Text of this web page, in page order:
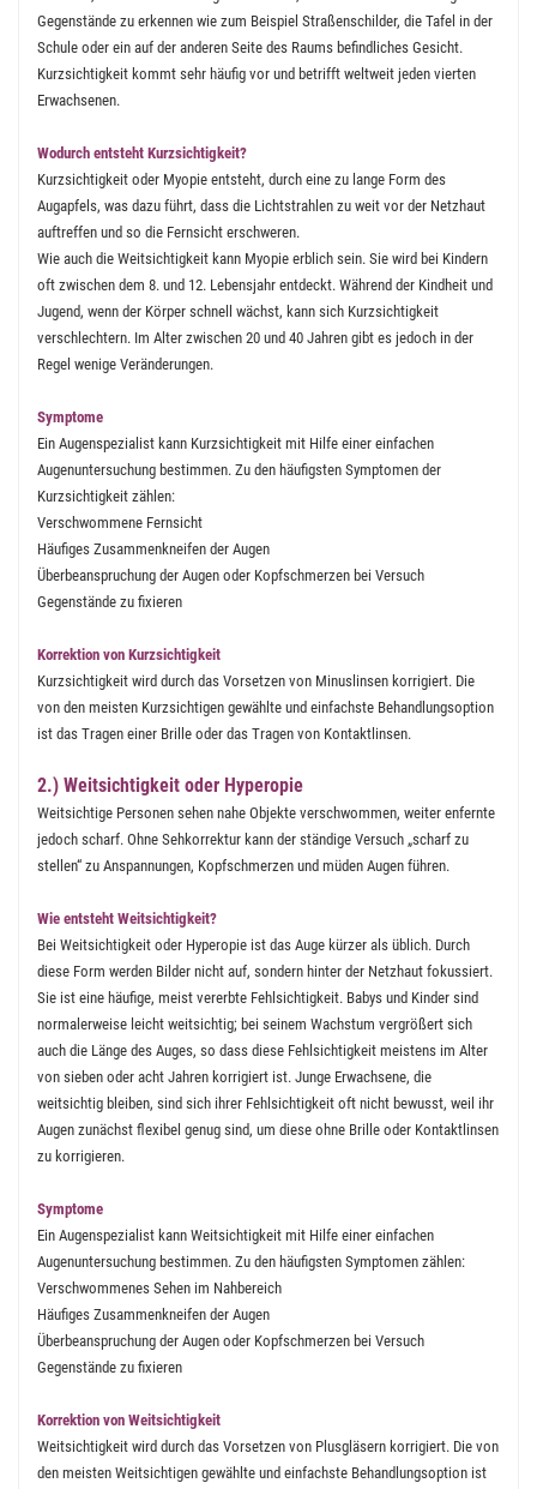
Gegenstände zu erkennen wie zum Beispiel Straßenschilder, die Tafel in der
Schule oder ein auf der anderen Seite des Raums befindliches Gesicht.
Kurzsichtigkeit kommt sehr häufig vor und betrifft weltweit jeden vierten
Erwachsenen.
Wodurch entsteht Kurzsichtigkeit?
Kurzsichtigkeit oder Myopie entsteht, durch eine zu lange Form des
Augapfels, was dazu führt, dass die Lichtstrahlen zu weit vor der Netzhaut
auftreffen und so die Fernsicht erschweren.
Wie auch die Weitsichtigkeit kann Myopie erblich sein. Sie wird bei Kindern
oft zwischen dem 8. und 12. Lebensjahr entdeckt. Während der Kindheit und
Jugend, wenn der Körper schnell wächst, kann sich Kurzsichtigkeit
verschlechtern. Im Alter zwischen 20 und 40 Jahren gibt es jedoch in der
Regel wenige Veränderungen.
Symptome
Ein Augenspezialist kann Kurzsichtigkeit mit Hilfe einer einfachen
Augenuntersuchung bestimmen. Zu den häufigsten Symptomen der
Kurzsichtigkeit zählen:
Verschwommene Fernsicht
Häufiges Zusammenkneifen der Augen
Überbeanspruchung der Augen oder Kopfschmerzen bei Versuch
Gegenstände zu fixieren
Korrektion von Kurzsichtigkeit
Kurzsichtigkeit wird durch das Vorsetzen von Minuslinsen korrigiert. Die
von den meisten Kurzsichtigen gewählte und einfachste Behandlungsoption
ist das Tragen einer Brille oder das Tragen von Kontaktlinsen.
2.) Weitsichtigkeit oder Hyperopie
Weitsichtige Personen sehen nahe Objekte verschwommen, weiter enfernte
jedoch scharf. Ohne Sehkorrektur kann der ständige Versuch „scharf zu
stellen“ zu Anspannungen, Kopfschmerzen und müden Augen führen.
Wie entsteht Weitsichtigkeit?
Bei Weitsichtigkeit oder Hyperopie ist das Auge kürzer als üblich. Durch
diese Form werden Bilder nicht auf, sondern hinter der Netzhaut fokussiert.
Sie ist eine häufige, meist vererbte Fehlsichtigkeit. Babys und Kinder sind
normalerweise leicht weitsichtig; bei seinem Wachstum vergrößert sich
auch die Länge des Auges, so dass diese Fehlsichtigkeit meistens im Alter
von sieben oder acht Jahren korrigiert ist. Junge Erwachsene, die
weitsichtig bleiben, sind sich ihrer Fehlsichtigkeit oft nicht bewusst, weil ihr
Augen zunächst flexibel genug sind, um diese ohne Brille oder Kontaktlinsen
zu korrigieren.
Symptome
Ein Augenspezialist kann Weitsichtigkeit mit Hilfe einer einfachen
Augenuntersuchung bestimmen. Zu den häufigsten Symptomen zählen:
Verschwommenes Sehen im Nahbereich
Häufiges Zusammenkneifen der Augen
Überbeanspruchung der Augen oder Kopfschmerzen bei Versuch
Gegenstände zu fixieren
Korrektion von Weitsichtigkeit
Weitsichtigkeit wird durch das Vorsetzen von Plusgläsern korrigiert. Die von
den meisten Weitsichtigen gewählte und einfachste Behandlungsoption ist